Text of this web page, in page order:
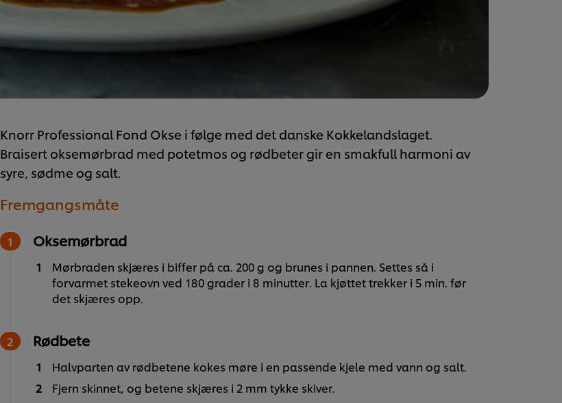
Knorr Professional Fond Okse i følge med det danske Kokkelandslaget.
Braisert oksemørbrad med potetmos og rødbeter gir en smakfull harmoni av
syre, sødme og salt.
Fremgangsmåte
Oksemørbrad
Mørbraden skjæres i biffer på ca. 200 g og brunes i pannen. Settes så i
forvarmet stekeovn ved 180 grader i 8 minutter. La kjøttet trekker i 5 min. før
det skjæres opp.
Rødbete
Halvparten av rødbetene kokes møre i en passende kjele med vann og salt.
Fjern skinnet, og betene skjæres i 2 mm tykke skiver.